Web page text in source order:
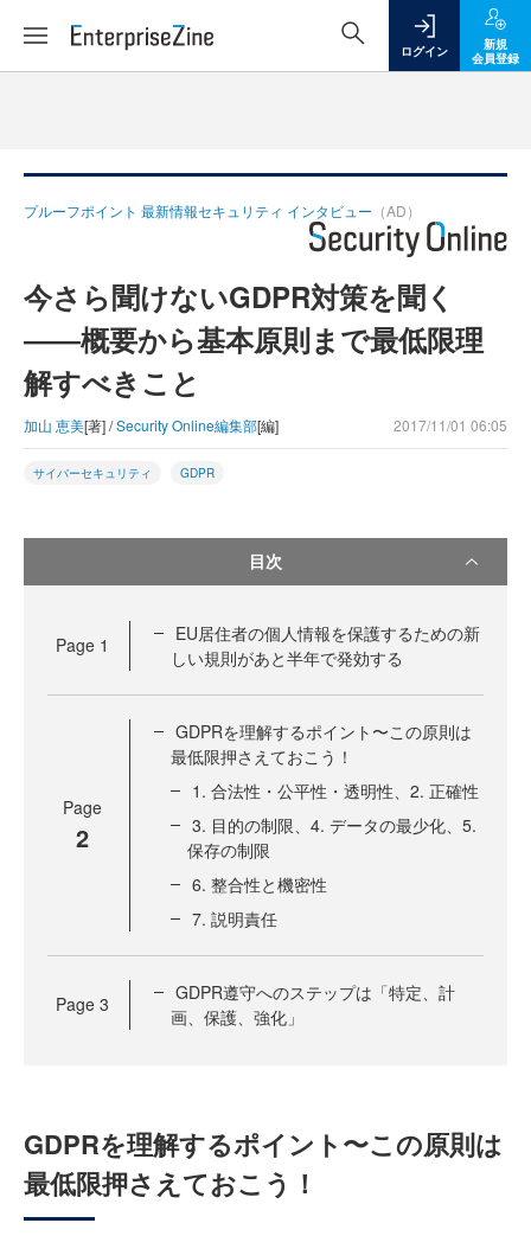
ログイン
新規
会員登録
プルーフポイント 最新情報セキュリティ インタビュー （AD）
今さら聞けないGDPR対策を聞く
――概要から基本原則まで最低限理
解すべきこと
加山 恵美[著] /Security Online編集部[編] 2017/11/01 06:05
サイバーセキュリティ GDPR
目次
Page 1
EU居住者の個人情報を保護するための新
しい規則があと半年で発効する
Page
2
GDPRを理解するポイント〜この原則は
最低限押さえておこう！
1. 合法性・公平性・透明性、2. 正確性
3. 目的の制限、4. データの最少化、5.
保存の制限
6. 整合性と機密性
7. 説明責任
Page 3
GDPR遵守へのステップは「特定、計
画、保護、強化」
GDPRを理解するポイント〜この原則は
最低限押さえておこう！